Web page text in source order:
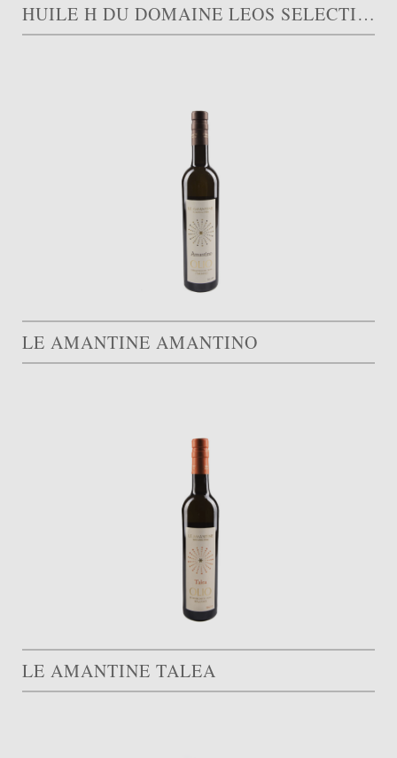
HUILE H DU DOMAINE LEOS SELECTION VERT AOP
LE AMANTINE AMANTINO
LE AMANTINE TALEA